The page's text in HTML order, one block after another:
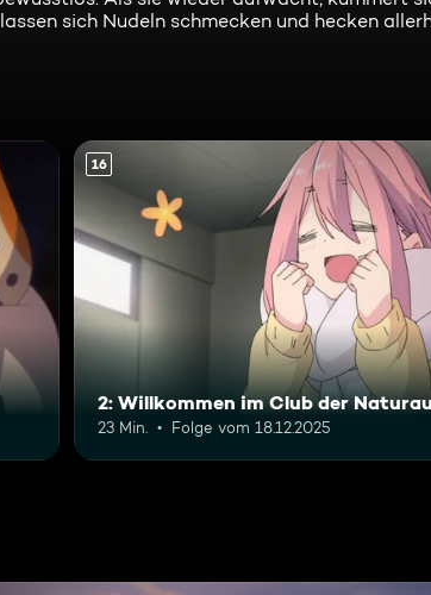
sich Nudeln schmecken und hecken
16
2: Willkommen im Club der
23 Min. Folge vom 18.12.2025